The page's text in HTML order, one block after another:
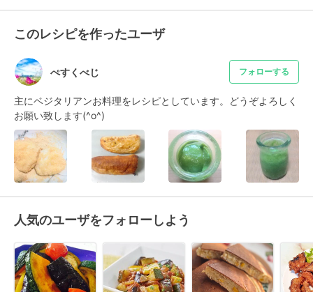
このレシピを作ったユーザ
ぺすくべじ フォローする
主にベジタリアンお料理をレシピとしています。どうぞよろしく
お願い致します(^o^)
人気のユーザをフォローしよう